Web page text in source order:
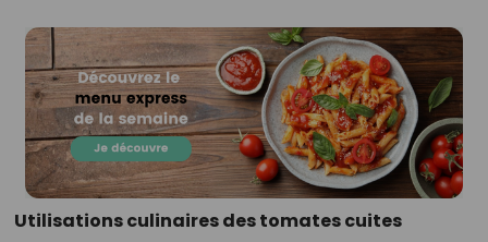
Utilisations culinaires des tomates cuites